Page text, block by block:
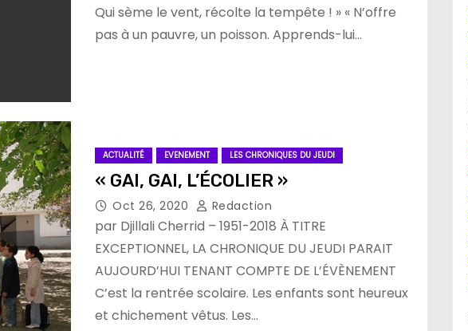
Qui sème le vent, récolte la tempête ! » « N’offre
pas à un pauvre, un poisson. Apprends-lui…
ACTUALITÉ EVENEMENT LES CHRONIQUES DU JEUDI
« GAI, GAI, L’ÉCOLIER »
Oct 26, 2020 Redaction
par Djillali Cherrid – 1951-2018 À TITRE
EXCEPTIONNEL, LA CHRONIQUE DU JEUDI PARAIT
AUJOURD’HUI TENANT COMPTE DE L’ÉVÈNEMENT
C’est la rentrée scolaire. Les enfants sont heureux
et chichement vêtus. Les…